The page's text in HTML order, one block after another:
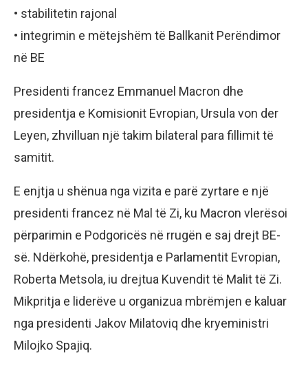
• stabilitetin rajonal
• integrimin e mëtejshëm të Ballkanit Perëndimor
në BE
Presidenti francez Emmanuel Macron dhe
presidentja e Komisionit Evropian, Ursula von der
Leyen, zhvilluan një takim bilateral para fillimit të
samitit.
E enjtja u shënua nga vizita e parë zyrtare e një
presidenti francez në Mal të Zi, ku Macron vlerësoi
përparimin e Podgoricës në rrugën e saj drejt BE-
së. Ndërkohë, presidentja e Parlamentit Evropian,
Roberta Metsola, iu drejtua Kuvendit të Malit të Zi.
Mikpritja e liderëve u organizua mbrëmjen e kaluar
nga presidenti Jakov Milatoviq dhe kryeministri
Milojko Spajiq.